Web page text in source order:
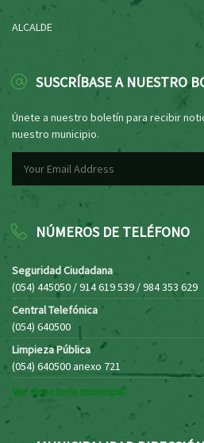
ALCALDE
SUSCRÍBASE A NUESTRO
Únete a nuestro boletín para recibir
nuestro municipio.
NÚMEROS DE TELÉFONO
Seguridad Ciudadana
(054) 445050 / 914 619 539 / 984 353 629
Central Telefónica
(054) 640500
Limpieza Pública
(054) 640500 anexo 721
Ver directorio municipal